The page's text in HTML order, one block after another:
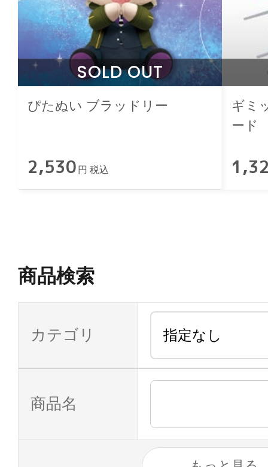
SOLD OUT
ぴたぬい ブラッドリー
2,530 円 税込
ギミ
ード
商品検索
カテゴリ
商品名